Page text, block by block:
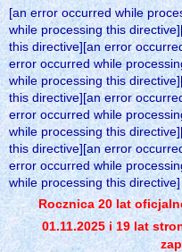
[an error occurred while
while processing this
this directive][an error
error occurred while
while processing this
this directive][an error
error occurred while
while processing this
this directive][an error
error occurred while
while processing this directive]
Rocznica 20 lat
01.11.2025 i 19 lat